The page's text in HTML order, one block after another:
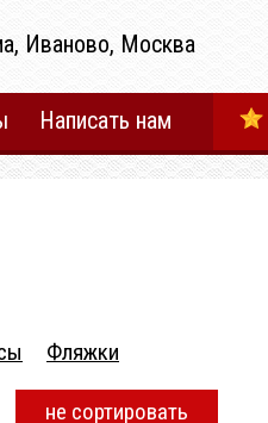
Иваново, Москва
Написать нам
Фляжки
не сортировать